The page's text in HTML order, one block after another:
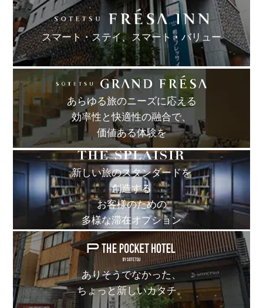
スマート・ステイ、 スマート・バリュー
あらゆる旅のニーズに応える
効率性と快適性の融合で、
価値ある体験を
新しい旅のスタンダードを
創造する
お客様のための
多様な滞在オプション
ありそうでなかった、
ちょっと新しいカタチ。